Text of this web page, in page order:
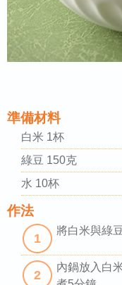
準備材料
白米 1杯
綠豆 150克
水 10杯
作法
1
將白米與綠
2
內鍋放入白